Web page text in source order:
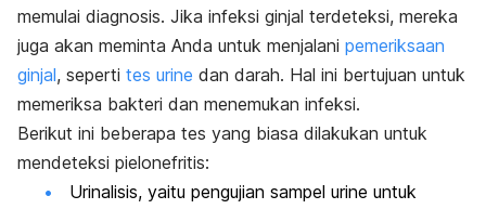
memulai diagnosis. Jika infeksi ginjal terdeteksi, mereka
juga akan meminta Anda untuk menjalani pemeriksaan
ginjal, seperti tes urine dan darah. Hal ini bertujuan untuk
memeriksa bakteri dan menemukan infeksi.
Berikut ini beberapa tes yang biasa dilakukan untuk
mendeteksi pielonefritis:
Urinalisis, yaitu pengujian sampel urine untuk